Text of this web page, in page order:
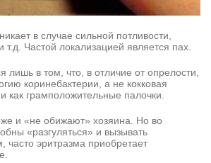
в случае сильной потливости,
Частой локализацией является пах.
лишь в том, что, в отличие от опрелости,
коринебактерии, а не кокковая
как грамположительные палочки.
и «не обижают» хозяина. Но во
«разгуляться» и вызывать
часто эритразма приобретает